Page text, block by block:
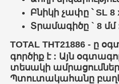
Բնիկի չափը ՝ SL 8
Տրամագիծը ` 8 մմ
TOTAL THT21886 - ը
գործիք է: Այն
տեսակի
Պտուտակահանը